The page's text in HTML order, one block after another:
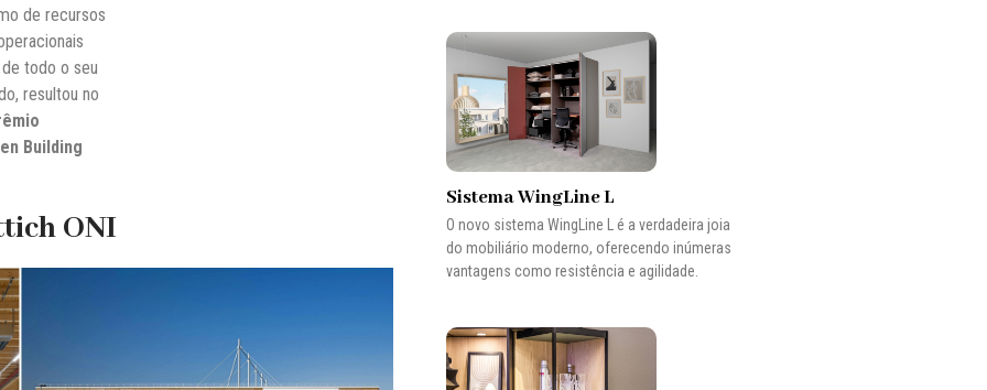
Sistema WingLine L
O novo sistema WingLine L é a verdadeira joia
do mobiliário moderno, oferecendo inúmeras
vantagens como resistência e agilidade.
de recursos
todo o seu
resultou no
Building
ONI